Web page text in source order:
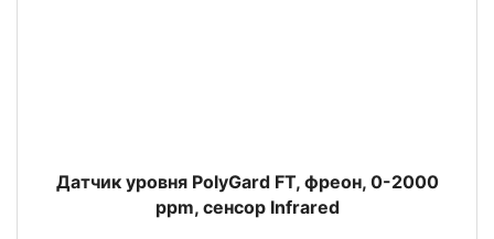
Датчик уровня PolyGard FT, фреон, 0-2000
ppm, сенсор Infrared